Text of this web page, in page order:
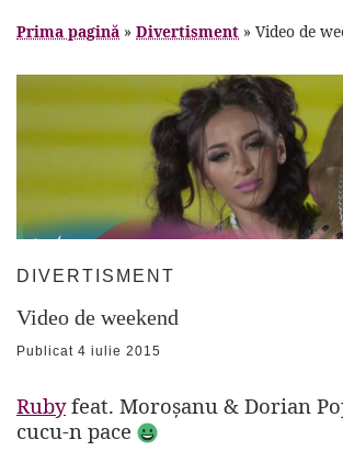
Prima pagină » Divertisment » Video de
DIVERTISMENT
Video de weekend
Publicat 4 iulie 2015
Rubyfeat. Moroșanu & Dorian
cucu-n pace